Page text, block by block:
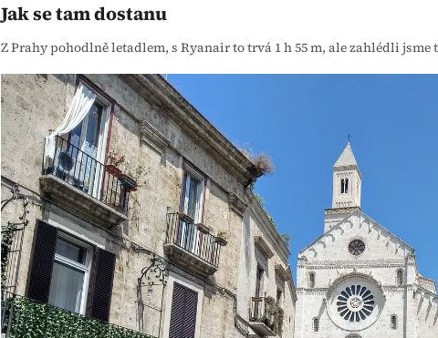
Jak se tam dostanu
Z Prahy pohodlně letadlem, s Ryanair to trvá 1 h 55 m, ale zahlédli jsme